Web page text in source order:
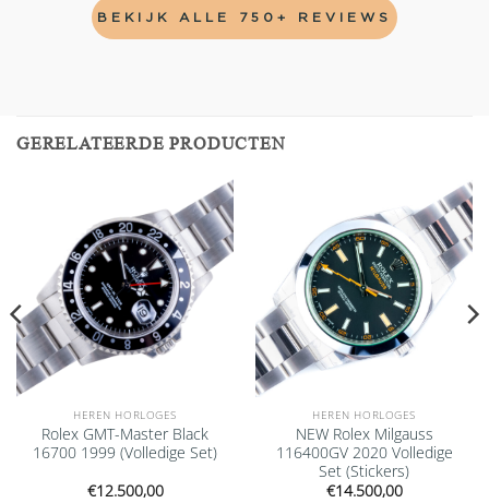
BEKIJK ALLE 750+ REVIEWS
GERELATEERDE PRODUCTEN
Add to
wishlist
HEREN HORLOGES
Rolex GMT-Master Black
16700 1999 (Volledige Set)
€12.500,00
Add to
wishlist
HEREN HORLOGES
NEW Rolex Milgauss
116400GV 2020 Volledige
Set (Stickers)
€14.500,00